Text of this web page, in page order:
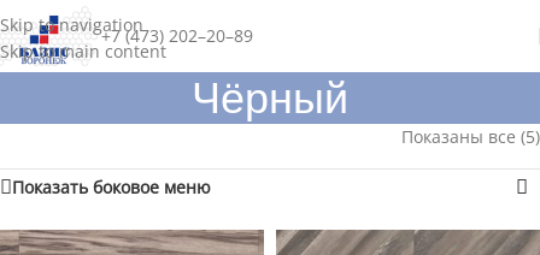
Skip to navigation
Skip to main content
+7 (473) 202–20–89
Чёрный
Показаны все (5)
Показать боковое меню